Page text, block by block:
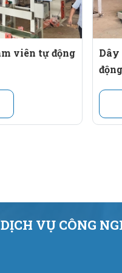
quy trình bảo dưỡng đơn
viên tự động
Dây
VỤ CÔNG